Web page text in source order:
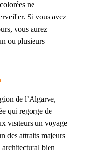
ne
Si vous avez
vous aurez
ou plusieurs
de l’Algarve,
qui regorge de
visiteurs un voyage
des attraits majeurs
bien